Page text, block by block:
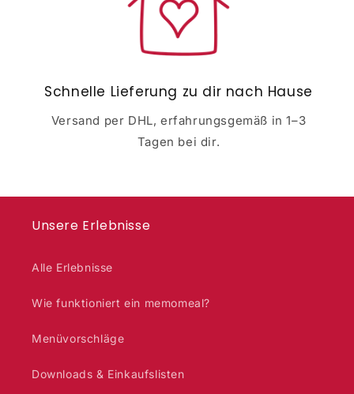
Schnelle Lieferung zu dir nach Hause
Versand per DHL, erfahrungsgemäß in 1–3
Tagen bei dir.
Unsere Erlebnisse
Alle Erlebnisse
Wie funktioniert ein memomeal?
Menüvorschläge
Downloads & Einkaufslisten